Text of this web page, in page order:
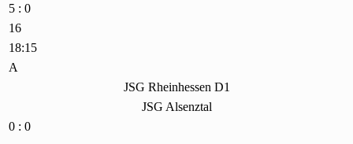
5 : 0
16
18:15
A
JSG Rheinhessen D1
JSG Alsenztal
0 : 0